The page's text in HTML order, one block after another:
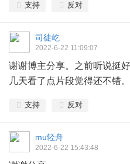
支持 反对
司徒屹
2022-6-22 11:09:07
谢谢博主分享。之前听说挺
几天看了点片段觉得还不错。
支持 反对
mu轻舟
2022-6-22 15:43:48